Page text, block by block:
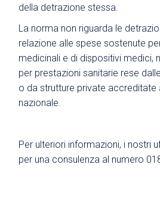
della detrazione stessa.
La norma non riguarda le
relazione alle spese sostenute
medicinali e di dispositivi medici,
per prestazioni sanitarie rese
o da strutture private accreditate
nazionale.
Per ulteriori informazioni, i nostri
per una consulenza al numero